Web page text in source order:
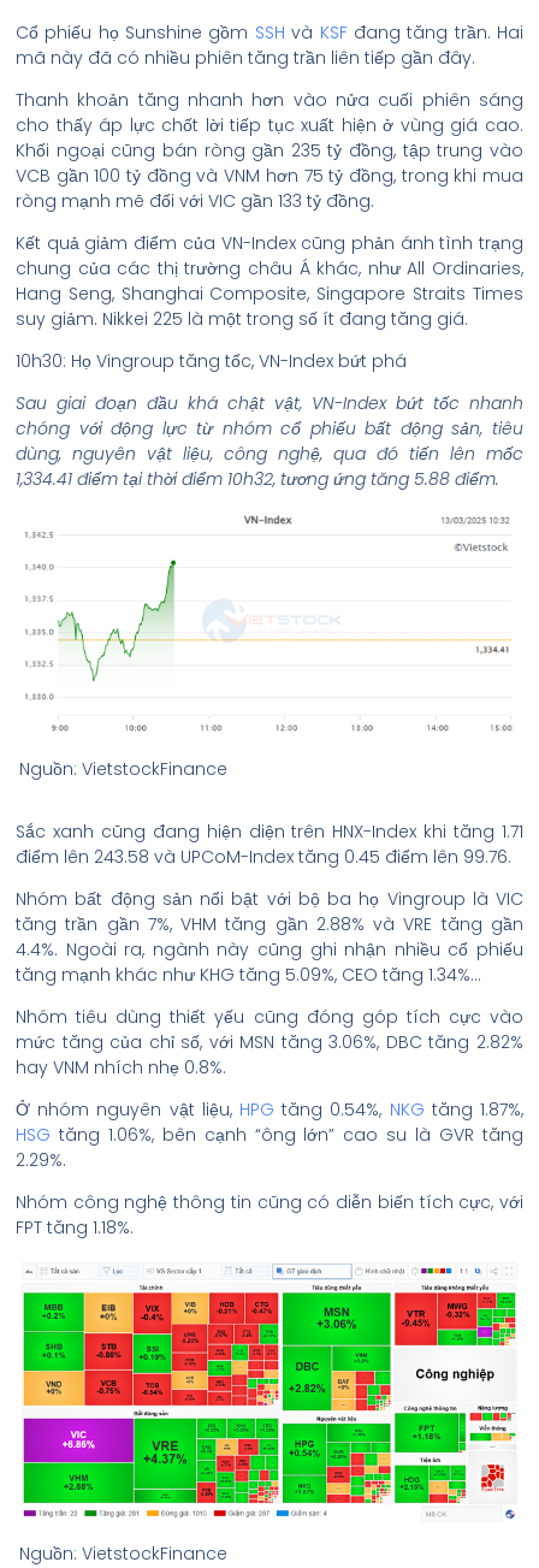
Cổ phiếu họ Sunshine gồm SSH và KSFđang tăng trần. Hai
mã này đã có nhiều phiên tăng trần liên tiếp gần đây.
Thanh khoản tăng nhanh hơn vào nửa cuối phiên sáng
cho thấy áp lực chốt lời tiếp tục xuất hiện ở vùng giá cao.
Khối ngoại cũng bán ròng gần 235 tỷ đồng, tập trung vào
VCB gần 100 tỷ đồng và VNM hơn 75 tỷ đồng, trong khi mua
ròng mạnh mẽ đối với VIC gần 133 tỷ đồng.
Kết quả giảm điểm của VN-Index cũng phản ánh tình trạng
chung của các thị trường châu Á khác, như All Ordinaries,
Hang Seng, Shanghai Composite, Singapore Straits Times
suy giảm. Nikkei 225 là một trong số ít đang tăng giá.
10h30: Họ Vingroup tăng tốc, VN-Index bứt phá
Sau giai đoạn đầu khá chật vật, VN-Index bứt tốc nhanh
chóng với động lực từ nhóm cổ phiếu bất động sản, tiêu
dùng, nguyên vật liệu, công nghệ, qua đó tiến lên mốc
1,334.41 điểm tại thời điểm 10h32, tương ứng tăng 5.88 điểm.
Nguồn: VietstockFinance
Sắc xanh cũng đang hiện diện trên HNX-Index khi tăng 1.71
điểm lên 243.58 và UPCoM-Index tăng 0.45 điểm lên 99.76.
Nhóm bất động sản nổi bật với bộ ba họ Vingroup là VIC
tăng trần gần 7%, VHM tăng gần 2.88% và VRE tăng gần
4.4%. Ngoài ra, ngành này cũng ghi nhận nhiều cổ phiếu
tăng mạnh khác như KHG tăng 5.09%, CEO tăng 1.34%…
Nhóm tiêu dùng thiết yếu cũng đóng góp tích cực vào
mức tăng của chỉ số, với MSN tăng 3.06%, DBC tăng 2.82%
hay VNM nhích nhẹ 0.8%.
Ở nhóm nguyên vật liệu, HPG tăng 0.54%, NKG tăng 1.87%,
HSG tăng 1.06%, bên cạnh “ông lớn” cao su là GVR tăng
2.29%.
Nhóm công nghệ thông tin cũng có diễn biến tích cực, với
FPT tăng 1.18%.
Nguồn: VietstockFinance